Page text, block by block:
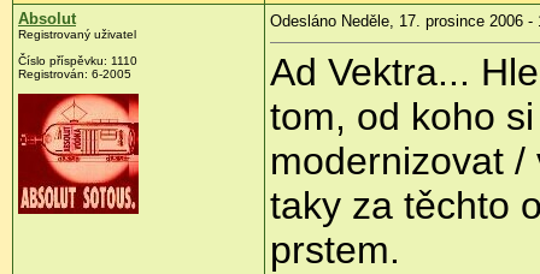
Absolut
Registrovaný uživatel
Číslo příspěvku: 1110
Registrován: 6-2005
Odesláno Neděle, 17. prosince 2006 -
Ad Vektra...
tom, od koho
modernizovat
taky za těchto
prstem.